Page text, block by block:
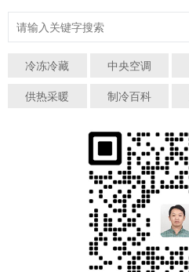
冷冻冷藏 中央空调
供热采暖
制冷百科